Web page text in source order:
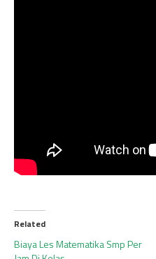
Related
Biaya Les Matematika Smp Per